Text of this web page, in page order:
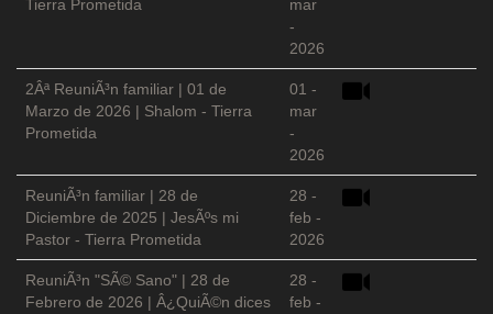
Tierra Prometida
mar
-
2026
2Âª ReuniÃ³n familiar | 01 de
Marzo de 2026 | Shalom - Tierra
Prometida
01 -
mar
-
2026
ReuniÃ³n familiar | 28 de
Diciembre de 2025 | JesÃºs mi
Pastor - Tierra Prometida
28 -
feb -
2026
ReuniÃ³n "SÃ© Sano" | 28 de
Febrero de 2026 | Â¿QuiÃ©n dices
28 -
feb -